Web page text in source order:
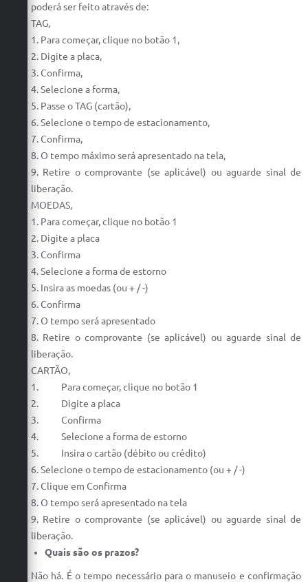
poderá ser feito através de:
TAG,
1. Para começar, clique no botão 1,
2. Digite a placa,
3. Confirma,
4. Selecione a forma,
5. Passe o TAG (cartão),
6. Selecione o tempo de estacionamento,
7. Confirma,
8. O tempo máximo será apresentado na tela,
9. Retire o comprovante (se aplicável) ou aguarde sinal de
liberação.
MOEDAS,
1. Para começar, clique no botão 1
2. Digite a placa
3. Confirma
4. Selecione a forma de estorno
5. Insira as moedas (ou + / -)
6. Confirma
7. O tempo será apresentado
8. Retire o comprovante (se aplicável) ou aguarde sinal de
liberação.
CARTÃO,
1. Para começar, clique no botão 1
2. Digite a placa
3. Confirma
4. Selecione a forma de estorno
5. Insira o cartão (débito ou crédito)
6. Selecione o tempo de estacionamento (ou + / -)
7. Clique em Confirma
8. O tempo será apresentado na tela
9. Retire o comprovante (se aplicável) ou aguarde sinal de
liberação.
Quais são os prazos?
Não há. É o tempo necessário para o manuseio e confirmação